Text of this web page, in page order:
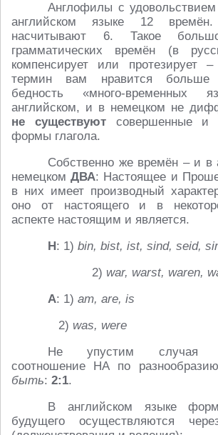
Англофилы с
английском языке 12
насчитывают 6. Такое
грамматических времён (в
компенсирует или протезирует
термин вам нравится больше
бедность «много-
английском, и в немецком не
не существуютсовершенные и
формы глагола.
Собственно же времён – и в
немецкомДВА: Настоящее и
в них имеет производный
оно от настоящего и в
аспекте настоящим и является.
Н: 1) bin, bist, ist, sind, seid,
2) war, warst, waren,
А: 1) am, are, is
2) was, were
Не упустим случая
соотношение НА по
быть: 2:1.
В английском языке
будущего осуществляются